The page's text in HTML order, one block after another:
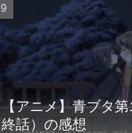
【アニメ】青ブタ
終話）の感想